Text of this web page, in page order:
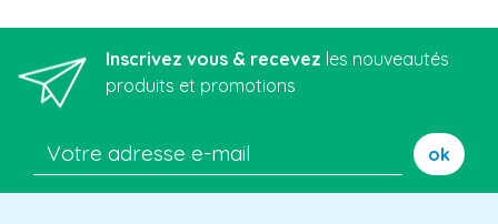
Inscrivez vous & recevez les nouveautés
produits et promotions
ok